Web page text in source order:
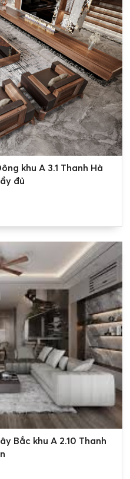
khu A 3.1 Thanh Hà
đủ
Bắc khu A 2.10 Thanh